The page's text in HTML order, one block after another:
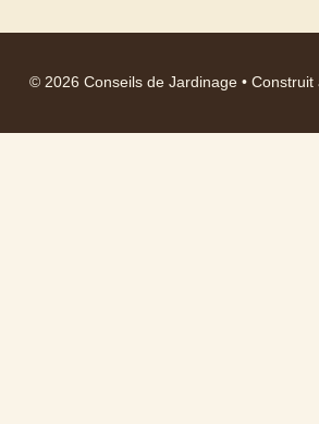
© 2026 Conseils de Jardinage• Construit